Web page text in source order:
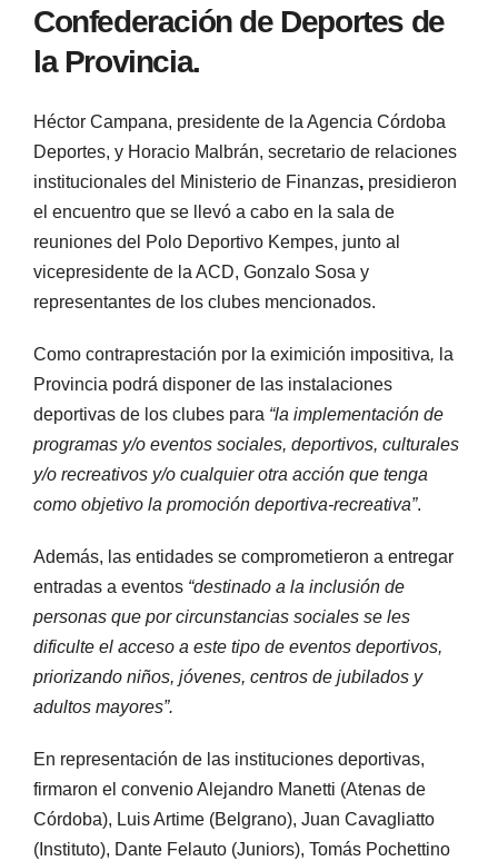
Confederación de Deportes de
la Provincia.
Héctor Campana, presidente de la Agencia Córdoba
Deportes, y Horacio Malbrán, secretario de relaciones
institucionales del Ministerio de Finanzas, presidieron
el encuentro que se llevó a cabo en la sala de
reuniones del Polo Deportivo Kempes, junto al
vicepresidente de la ACD, Gonzalo Sosa y
representantes de los clubes mencionados.
Como contraprestación por la eximición impositiva, la
Provincia podrá disponer de las instalaciones
deportivas de los clubes para “la implementación de
programas y/o eventos sociales, deportivos, culturales
y/o recreativos y/o cualquier otra acción que tenga
como objetivo la promoción deportiva-recreativa”.
Además, las entidades se comprometieron a entregar
entradas a eventos “destinado a la inclusión de
personas que por circunstancias sociales se les
dificulte el acceso a este tipo de eventos deportivos,
priorizando niños, jóvenes, centros de jubilados y
adultos mayores”.
En representación de las instituciones deportivas,
firmaron el convenio Alejandro Manetti (Atenas de
Córdoba), Luis Artime (Belgrano), Juan Cavagliatto
(Instituto), Dante Felauto (Juniors), Tomás Pochettino